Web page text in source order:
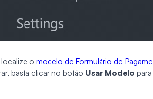
o modelo de Formulário de
basta clicar no botão Usar Modelo para